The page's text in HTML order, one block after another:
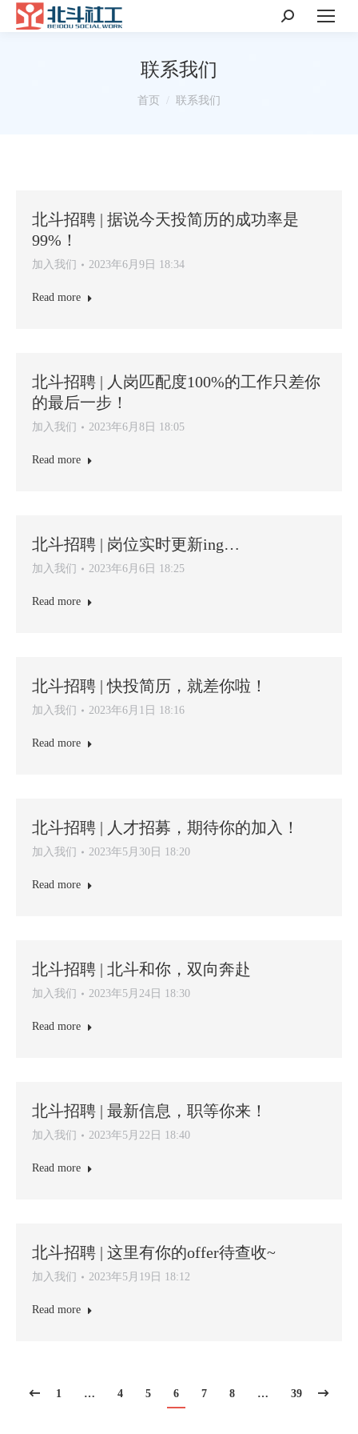
搜
联系我们
你在这里：
首页 联系我们
北斗招聘 | 据说今天投简历的成功率是
99%！
加入我们 2023年6月9日 18:34
Read more
北斗招聘 | 人岗匹配度100%的工作只差你
的最后一步！
加入我们 2023年6月8日 18:05
Read more
北斗招聘 | 岗位实时更新ing…
加入我们 2023年6月6日 18:25
Read more
北斗招聘 | 快投简历，就差你啦！
加入我们 2023年6月1日 18:16
Read more
北斗招聘 | 人才招募，期待你的加入！
加入我们 2023年5月30日 18:20
Read more
北斗招聘 | 北斗和你，双向奔赴
加入我们 2023年5月24日 18:30
Read more
北斗招聘 | 最新信息，职等你来！
加入我们 2023年5月22日 18:40
Read more
北斗招聘 | 这里有你的offer待查收~
加入我们 2023年5月19日 18:12
Read more
1 … 4 5 6 7 8 … 39